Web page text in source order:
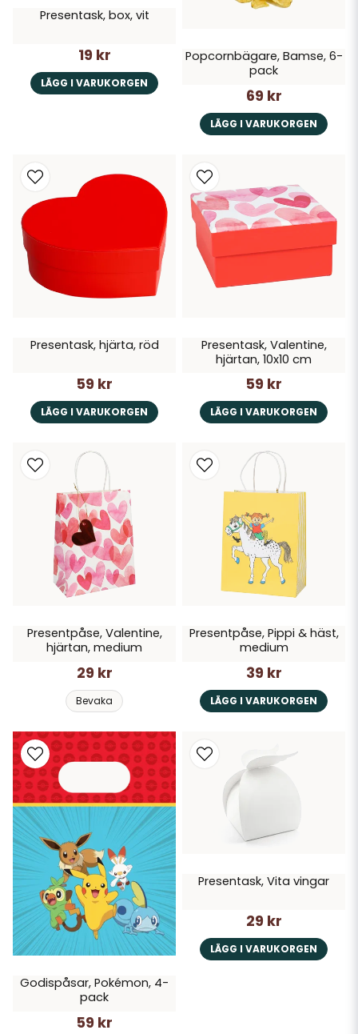
Presentask, box, vit
19 kr
LÄGG I VARUKORGEN
Popcornbägare, Bamse, 6-
pack
69 kr
LÄGG I VARUKORGEN
Presentask, hjärta, röd
59 kr
LÄGG I VARUKORGEN
Presentask, Valentine,
hjärtan, 10x10 cm
59 kr
LÄGG I VARUKORGEN
Presentpåse, Valentine,
hjärtan, medium
29 kr
Bevaka
Presentpåse, Pippi & häst,
medium
39 kr
LÄGG I VARUKORGEN
Godispåsar, Pokémon, 4-
pack
59 kr
Presentask, Vita vingar
29 kr
LÄGG I VARUKORGEN